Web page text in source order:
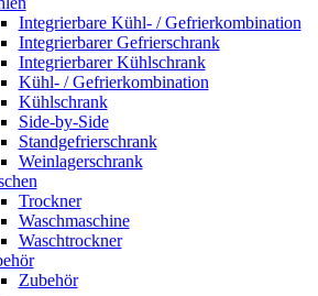
Integrierbare Kühl- / Gefrierkombination
Integrierbarer Gefrierschrank
Integrierbarer Kühlschrank
Kühl- / Gefrierkombination
Kühlschrank
Side-by-Side
Standgefrierschrank
Weinlagerschrank
Trockner
Waschmaschine
Waschtrockner
Zubehör